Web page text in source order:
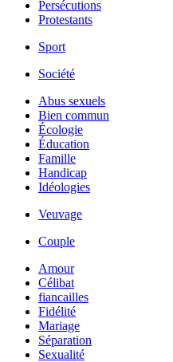
Persécutions
Protestants
Sport
Société
Abus sexuels
Bien commun
Écologie
Éducation
Famille
Handicap
Idéologies
Veuvage
Couple
Amour
Célibat
fiancailles
Fidélité
Mariage
Séparation
Sexualité